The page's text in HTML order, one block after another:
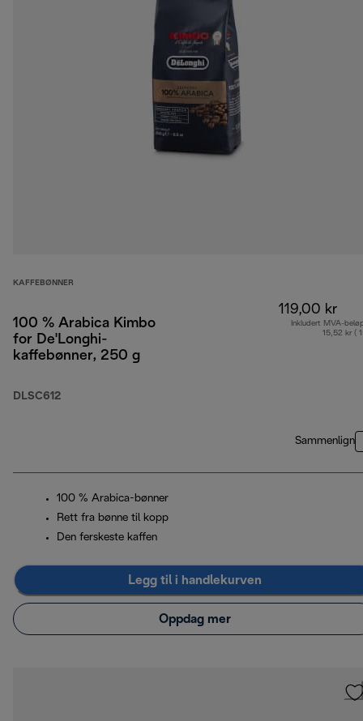
KAFFEBØNNER
100 % Arabica Kimbo
for De'Longhi-
kaffebønner, 250 g
DLSC612
119,00 kr
Inkludert MVA-
15,52 kr (
Sammenlign
100 % Arabica-bønner
Rett fra bønne til kopp
Den ferskeste kaffen
Legg til i handlekurven
Oppdag mer